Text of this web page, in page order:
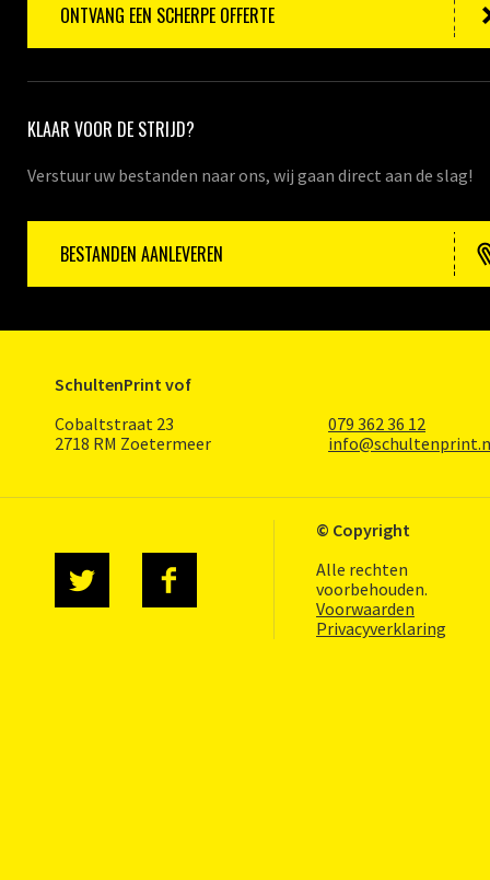
ONTVANG EEN SCHERPE OFFERTE
KLAAR VOOR DE STRIJD?
Verstuur uw bestanden naar ons, wij gaan direct aan de slag!
BESTANDEN AANLEVEREN
SchultenPrint vof
Cobaltstraat 23
2718 RM Zoetermeer
079 362 36 12
© Copyright
Alle rechten
voorbehouden.
Voorwaarden
Privacyverklaring